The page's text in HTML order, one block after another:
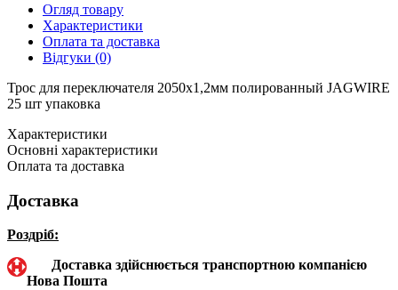
Огляд товару
Характеристики
Оплата та доставка
Відгуки (0)
Трос для переключателя 2050х1,2мм полированный JAGWIRE
25 шт упаковка
Характеристики
Основні характеристики
Оплата та доставка
Доставка
Роздріб:
Доставка здійснюється транспортною компанією
Нова Пошта